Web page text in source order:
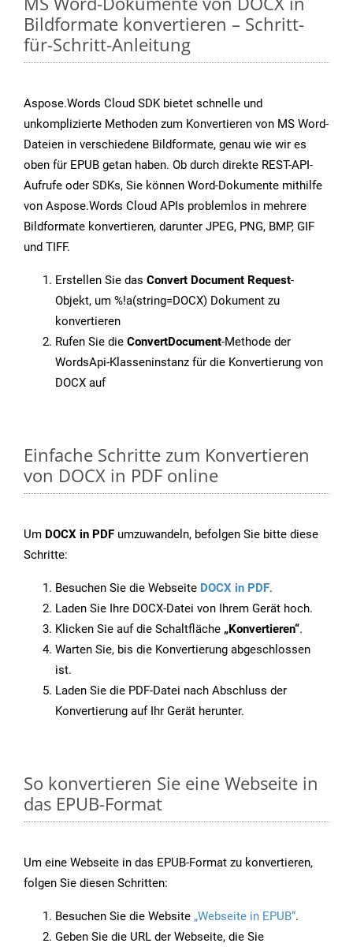
Bildformate konvertieren – Schritt-
für-Schritt-Anleitung
Aspose.Words Cloud SDK bietet schnelle und
unkomplizierte Methoden zum Konvertieren von MS Word-
Dateien in verschiedene Bildformate, genau wie wir es
oben für EPUB getan haben. Ob durch direkte REST-API-
Aufrufe oder SDKs, Sie können Word-Dokumente mithilfe
von Aspose.Words Cloud APIs problemlos in mehrere
Bildformate konvertieren, darunter JPEG, PNG, BMP, GIF
und TIFF.
Erstellen Sie das Convert Document Request-
Objekt, um %!a(string=DOCX) Dokument zu
konvertieren
Rufen Sie die ConvertDocument-Methode der
WordsApi-Klasseninstanz für die Konvertierung von
DOCX auf
Einfache Schritte zum Konvertieren
von DOCX in PDF online
Um DOCX in PDF umzuwandeln, befolgen Sie bitte diese
Schritte:
Besuchen Sie die Webseite DOCX in PDF.
Laden Sie Ihre DOCX-Datei von Ihrem Gerät hoch.
Klicken Sie auf die Schaltfläche „Konvertieren“.
Warten Sie, bis die Konvertierung abgeschlossen
ist.
Laden Sie die PDF-Datei nach Abschluss der
Konvertierung auf Ihr Gerät herunter.
So konvertieren Sie eine Webseite in
das EPUB-Format
Um eine Webseite in das EPUB-Format zu konvertieren,
folgen Sie diesen Schritten:
Besuchen Sie die Website „Webseite in EPUB“.
Geben Sie die URL der Webseite, die Sie